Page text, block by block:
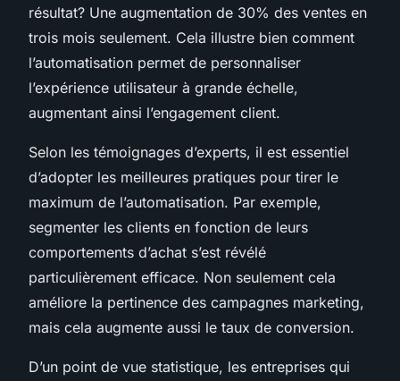
résultat? Une augmentation de 30% des ventes en
trois mois seulement. Cela illustre bien comment
l’automatisation permet de personnaliser
l’expérience utilisateur à grande échelle,
augmentant ainsi l’engagement client.
Selon les témoignages d’experts, il est essentiel
d’adopter les meilleures pratiques pour tirer le
maximum de l’automatisation. Par exemple,
segmenter les clients en fonction de leurs
comportements d’achat s’est révélé
particulièrement efficace. Non seulement cela
améliore la pertinence des campagnes marketing,
mais cela augmente aussi le taux de conversion.
D’un point de vue statistique, les entreprises qui